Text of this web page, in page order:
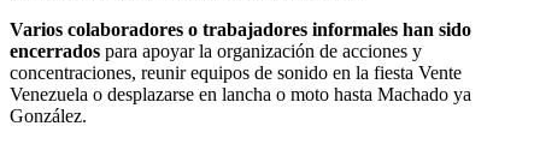
Varios colaboradores o trabajadores informales han sido
encerrados para apoyar la organización de acciones y
concentraciones, reunir equipos de sonido en la fiesta Vente
Venezuela o desplazarse en lancha o moto hasta Machado ya
González.